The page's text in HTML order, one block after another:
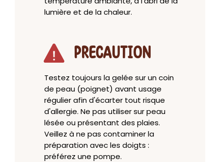
lumière et de la chaleur.
PRECAUTION
Testez toujours la gelée sur un coin
de peau (poignet) avant usage
régulier afin d'écarter tout risque
d'allergie. Ne pas utiliser sur peau
lésée ou présentant des plaies.
Veillez à ne pas contaminer la
préparation avec les doigts :
préférez une pompe.